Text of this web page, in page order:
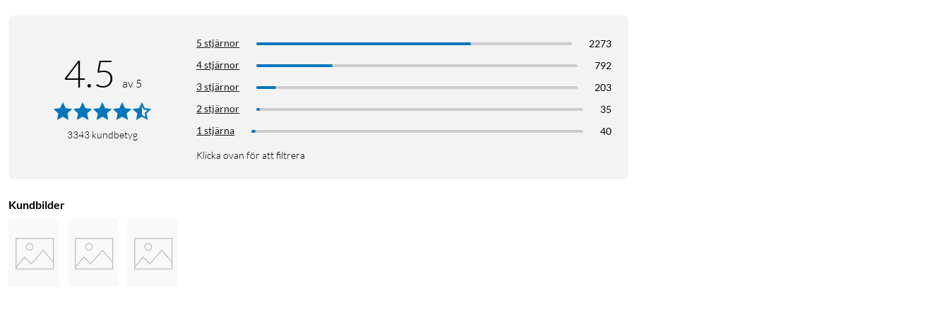
4.5 av 5
3343 kundbetyg
5 stjärnor
2273
4 stjärnor
792
3 stjärnor
203
2 stjärnor
35
1 stjärna
40
Klicka ovan för att filtrera
Kundbilder